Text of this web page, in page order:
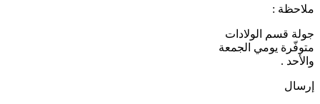
ملاحظة :
جولة قسم الولادات
متوفّرة يومي الجمعة
والأحد .
إرسال